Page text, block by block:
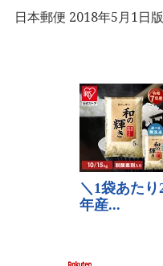
日本郵便 2018年5月1日版